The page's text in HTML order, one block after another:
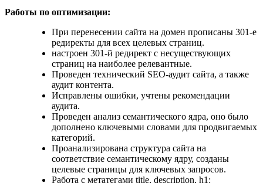
Работы по оптимизации:
При перенесении сайта на домен прописаны 301-е
редиректы для всех целевых страниц.
настроен 301-й редирект с несуществующих
страниц на наиболее релевантные.
Проведен технический SEO-аудит сайта, а также
аудит контента.
Исправлены ошибки, учтены рекомендации
аудита.
Проведен анализ семантического ядра, оно было
дополнено ключевыми словами для продвигаемых
категорий.
Проанализирована структура сайта на
соответствие семантическому ядру, созданы
целевые страницы для ключевых запросов.
Работа с метатегами title, description, h1: